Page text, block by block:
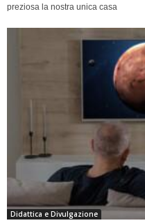
preziosa la nostra unica casa
Didattica e Divulgazione